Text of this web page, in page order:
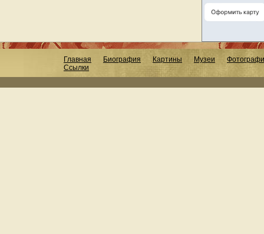
Главная Биография Картины Музеи
Ссылки